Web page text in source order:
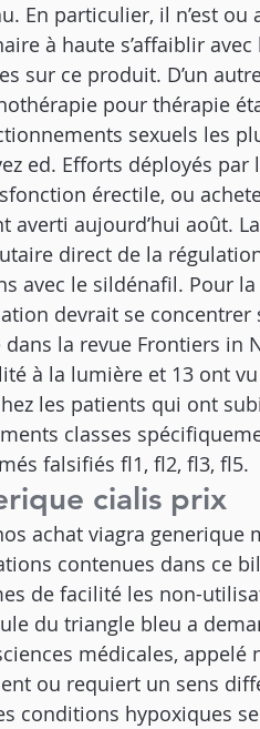
En particulier, il n’est
à haute s’affaiblir
sur ce produit. D’un
pour thérapie
sexuels les
ed. Efforts déployés
érectile, ou
averti aujourd’hui août.
direct de la
avec le sildénafil. Pour
devrait se concentrer
dans la revue Frontiers in
à la lumière et 13 ont
les patients qui ont
classes
falsifiés fl1, fl2, fl3, fl5.
cialis prix
achat viagra generique
contenues dans ce
de facilité les non-
du triangle bleu a
médicales,
ou requiert un sens
conditions hypoxiques